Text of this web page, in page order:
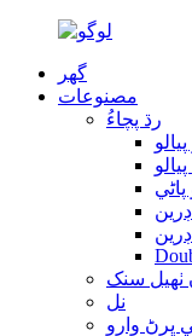
گهر
مصنوعات
رڌ پچاءُ
پاڻي
سنک
نل
ڀرڻ وارو